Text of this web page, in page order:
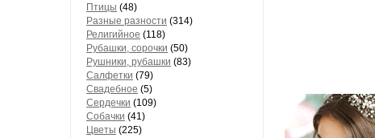
Птицы (48)
Разные разности (314)
Религийное (118)
Рубашки, сорочки (50)
Рушники, рубашки (83)
Салфетки (79)
Свадебное (5)
Сердечки (109)
Собачки (41)
Цветы (225)